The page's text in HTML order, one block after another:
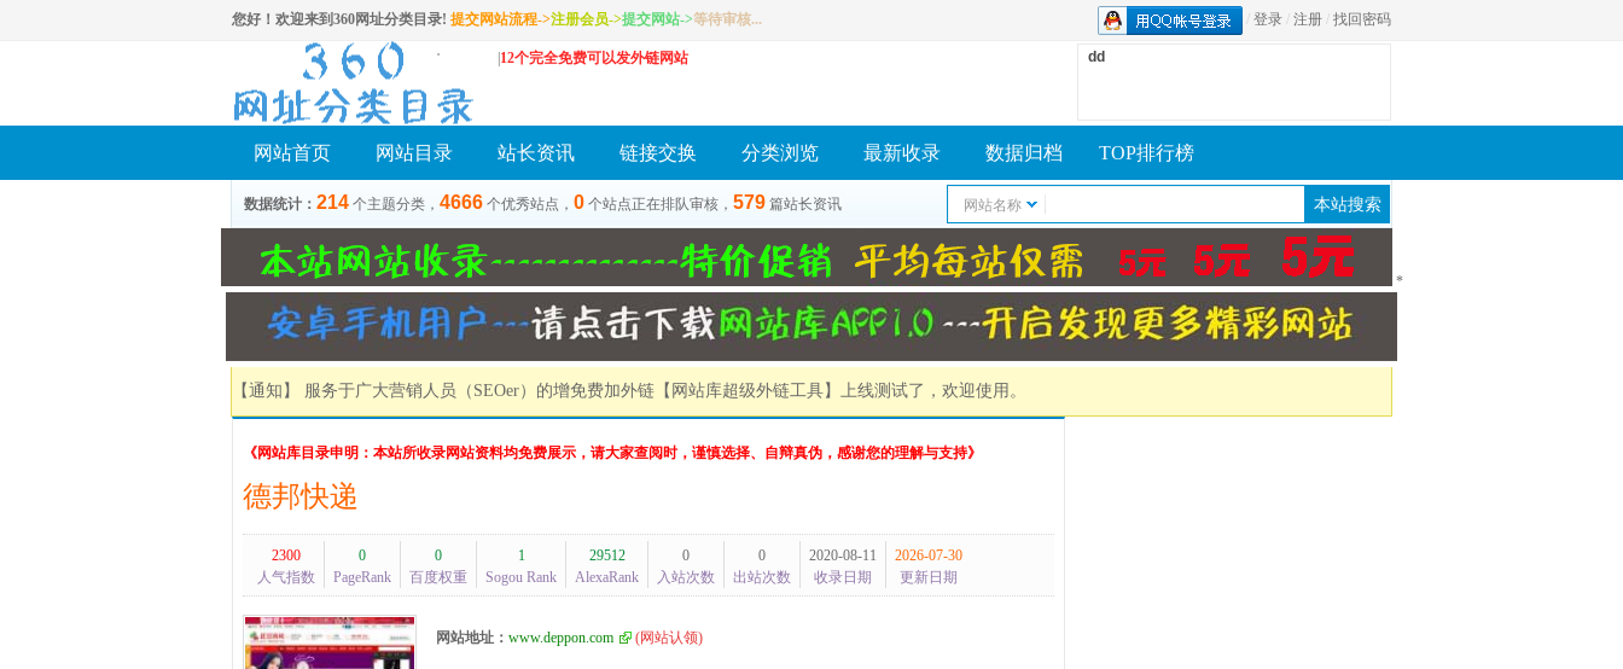
您好！欢迎来到360网址分类目录! 提交网站流程->注册会员->提交网站->等待审核... / 登录 / 注册 / 找回密码
12个完全免费可以发外链网站 dd
网站首页 网站目录 站长资讯 链接交换 分类浏览 最新收录 数据归档 TOP排行榜
数据统计： 214 个主题分类， 4666 个优秀站点， 0 个站点正在排队审核， 579 篇站长资讯 网站名称
*
【通知】 服务于广大营销人员（SEOer）的增免费加外链 【网站库超级外链工具】 上线测试了，欢迎使用。
《网站库目录申明：本站所收录网站资料均免费展示，请大家查阅时，谨慎选择、自辩真伪，感谢您的理解与支持》
德邦快递
2300
人气指数
0
PageRank
0
百度权重
1
Sogou Rank
29512
AlexaRank
0
入站次数
0
出站次数
2020-08-11
收录日期
2026-07-30
更新日期
网站地址： www.deppon.com (网站认领)